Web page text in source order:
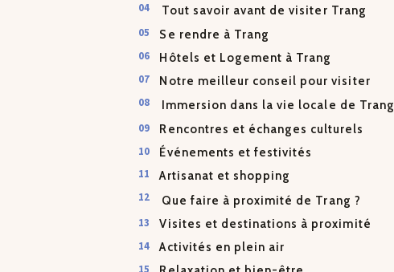
Tout savoir avant de visiter Trang
Se rendre à Trang
Hôtels et Logement à Trang
Notre meilleur conseil pour visiter
Immersion dans la vie locale de Trang
Rencontres et échanges culturels
Événements et festivités
Artisanat et shopping
Que faire à proximité de Trang ?
Visites et destinations à proximité
Activités en plein air